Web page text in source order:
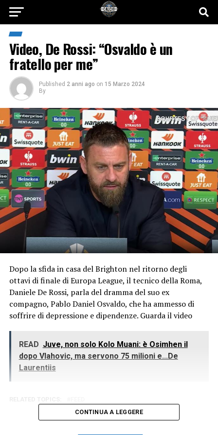
Video, De Rossi: “Osvaldo è un
fratello per me”
Published 2 anni ago on 15 Marzo 2024
By
Dopo la sfida in casa del Brighton nel ritorno degli
ottavi di finale di Europa League, il tecnico della Roma,
Daniele De Rossi, parla del dramma del suo ex
compagno, Pablo Daniel Osvaldo, che ha ammesso di
soffrire di depressione e dipendenze. Guarda il video
READ Juve, non solo Kolo Muani: è Osimhen il
dopo Vlahovic, ma servono 75 milioni e...De
Laurentiis
CONTINUA A LEGGERE